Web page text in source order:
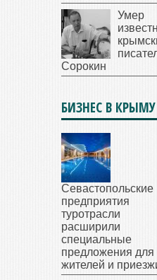
Умер
Сорокин
БИЗНЕС В КРЫМУ
Севастопольские
предприятия
туротрасли
расширили
специальные
предложения для
жителей и